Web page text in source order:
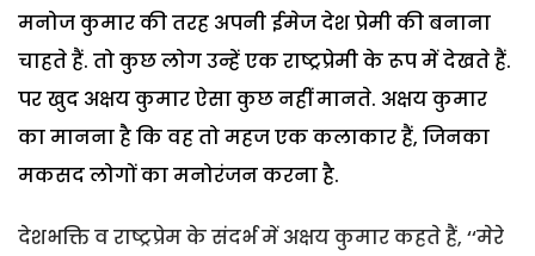
मनोज कुमार की तरह अपनी ईमेज देश प्रेमी की बनाना
चाहते हैं. तो कुछ लोग उन्हें एक राष्ट्रप्रेमी के रूप में देखते हैं.
पर खुद अक्षय कुमार ऐसा कुछ नहीं मानते. अक्षय कुमार
का मानना है कि वह तो महज एक कलाकार हैं, जिनका
मकसद लोगों का मनोरंजन करना है.
देशभक्ति व राष्ट्रप्रेम के संदर्भ में अक्षय कुमार कहते हैं, ‘‘मेरे